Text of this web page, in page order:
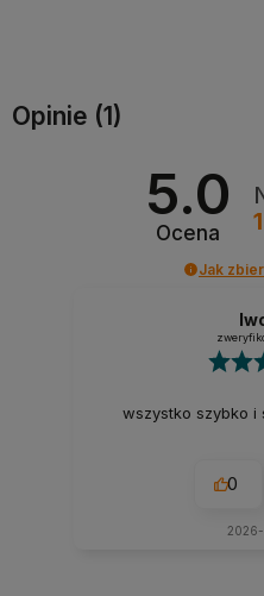
Opinie (1)
5.0
Ocena
1
Jak
wszystko szybko i
0